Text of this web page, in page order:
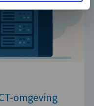
omgeving